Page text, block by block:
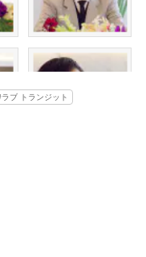
ラブ トランジット